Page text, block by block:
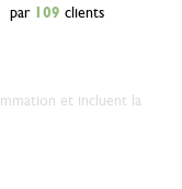
par
109 clients
et incluent la